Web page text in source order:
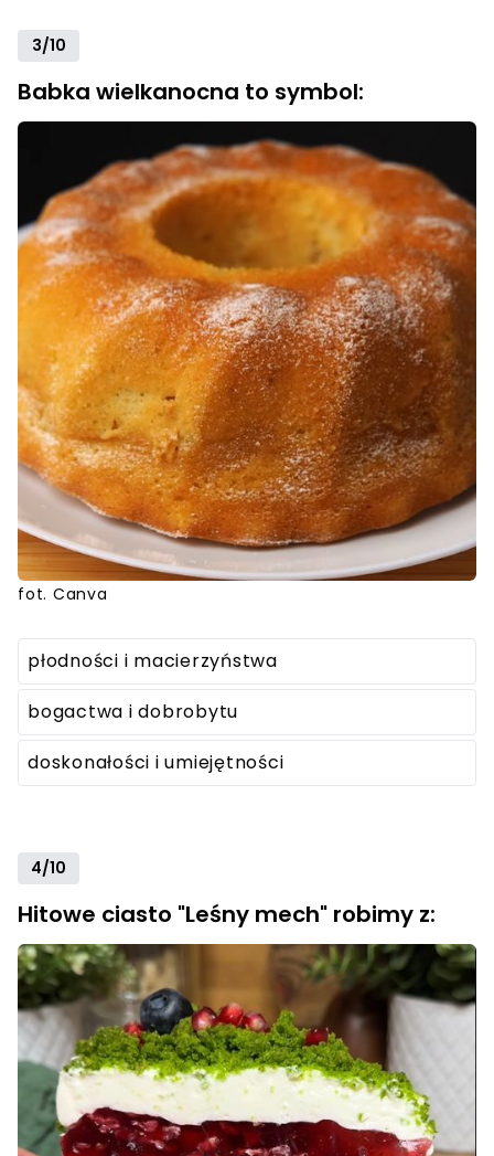
3/10
Babka wielkanocna to symbol:
fot. Canva
płodności i macierzyństwa
bogactwa i dobrobytu
doskonałości i umiejętności
4/10
Hitowe ciasto "Leśny mech" robimy z: